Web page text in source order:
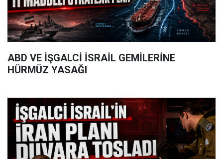
ABD VE İŞGALCİ İSRAİL GEMİLERİNE
HÜRMÜZ YASAĞI